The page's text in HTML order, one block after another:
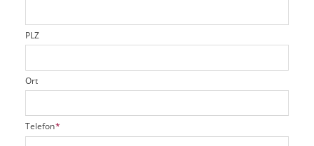
e
d
PLZ
Ort
P
f
Telefon*